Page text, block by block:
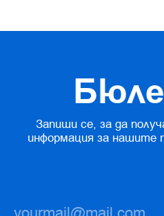
Запиши се, за да
информация за нашите